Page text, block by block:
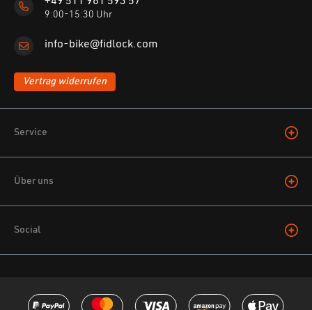
9:00-15:30 Uhr
info-bike@fidlock.com
Vertrag widerrufen
Service
Über uns
Social